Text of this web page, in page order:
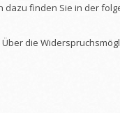
dazu finden Sie in der
die